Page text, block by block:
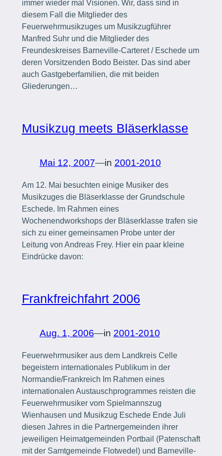
immer wieder mal Visionen. Wir, dass sind in
diesem Fall die Mitglieder des
Feuerwehrmusikzuges um Musikzugführer
Manfred Suhr und die Mitglieder des
Freundeskreises Barneville-Carteret / Eschede um
deren Vorsitzenden Bodo Beister. Das sind aber
auch Gastgeberfamilien, die mit beiden
Gliederungen…
Musikzug meets Bläserklasse
Mai 12, 2007—in 2001-2010
Am 12. Mai besuchten einige Musiker des
Musikzuges die Bläserklasse der Grundschule
Eschede. Im Rahmen eines
Wochenendworkshops der Bläserklasse trafen sie
sich zu einer gemeinsamen Probe unter der
Leitung von Andreas Frey. Hier ein paar kleine
Eindrücke davon:
Frankfreichfahrt 2006
Aug. 1, 2006—in 2001-2010
Feuerwehrmusiker aus dem Landkreis Celle
begeistern internationales Publikum in der
Normandie/Frankreich Im Rahmen eines
internationalen Austauschprogrammes reisten die
Feuerwehrmusiker vom Spielmannszug
Wienhausen und Musikzug Eschede Ende Juli
diesen Jahres in die Partnergemeinden ihrer
jeweiligen Heimatgemeinden Portbail (Patenschaft
mit der Samtgemeinde Flotwedel) und Barneville-